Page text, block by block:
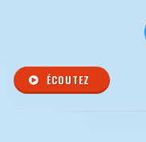
ÉCOUTEZ